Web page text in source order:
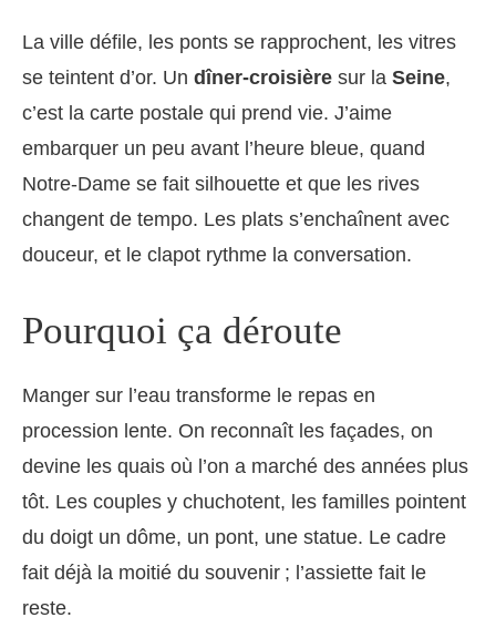
La ville défile, les ponts se rapprochent, les vitres
se teintent d’or. Un dîner-croisière sur la Seine,
c’est la carte postale qui prend vie. J’aime
embarquer un peu avant l’heure bleue, quand
Notre-Dame se fait silhouette et que les rives
changent de tempo. Les plats s’enchaînent avec
douceur, et le clapot rythme la conversation.
Pourquoi ça déroute
Manger sur l’eau transforme le repas en
procession lente. On reconnaît les façades, on
devine les quais où l’on a marché des années plus
tôt. Les couples y chuchotent, les familles pointent
du doigt un dôme, un pont, une statue. Le cadre
fait déjà la moitié du souvenir ; l’assiette fait le
reste.